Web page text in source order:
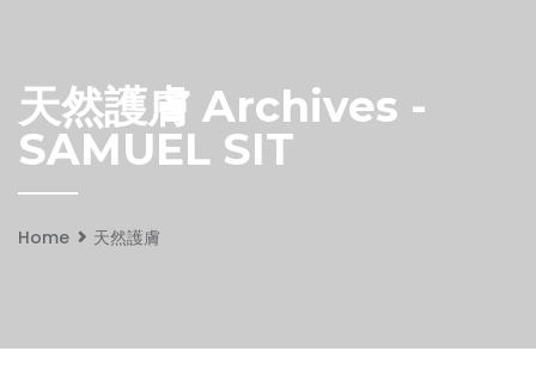
天然護膚 Archives -
SAMUEL SIT
Home 天然護膚